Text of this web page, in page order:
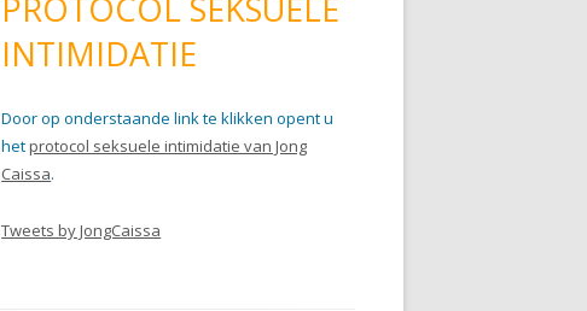
PROTOCOL SEKSUELE
INTIMIDATIE
Door op onderstaande link te klikken opent u
hetprotocol seksuele intimidatie van Jong
Caissa.
Tweets by JongCaissa